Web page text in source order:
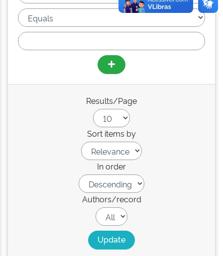
Results/Page
Sort items by
In order
Authors/record